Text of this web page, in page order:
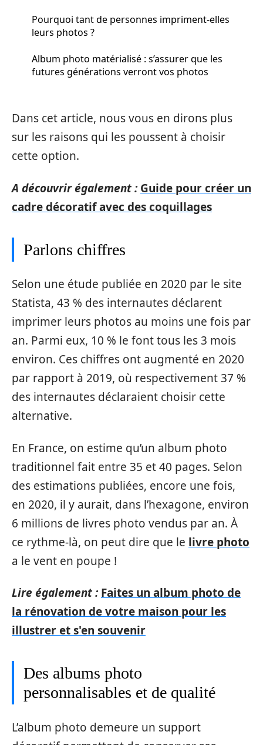
Pourquoi tant de personnes impriment-elles
leurs photos ?
Album photo matérialisé : s’assurer que les
futures générations verront vos photos
Dans cet article, nous vous en dirons plus
sur les raisons qui les poussent à choisir
cette option.
A découvrir également : Guide pour créer un
cadre décoratif avec des coquillages
Parlons chiffres
Selon une étude publiée en 2020 par le site
Statista, 43 % des internautes déclarent
imprimer leurs photos au moins une fois par
an. Parmi eux, 10 % le font tous les 3 mois
environ. Ces chiffres ont augmenté en 2020
par rapport à 2019, où respectivement 37 %
des internautes déclaraient choisir cette
alternative.
En France, on estime qu’un album photo
traditionnel fait entre 35 et 40 pages. Selon
des estimations publiées, encore une fois,
en 2020, il y aurait, dans l’hexagone, environ
6 millions de livres photo vendus par an. À
ce rythme-là, on peut dire que le livre photo
a le vent en poupe !
Lire également : Faites un album photo de
la rénovation de votre maison pour les
illustrer et s'en souvenir
Des albums photo
personnalisables et de qualité
L’album photo demeure un support